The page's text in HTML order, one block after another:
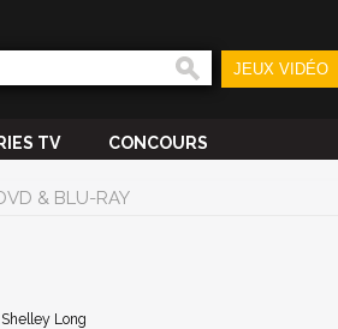
JEUX VIDÉO
TV CONCOURS
& BLU-RAY
Long